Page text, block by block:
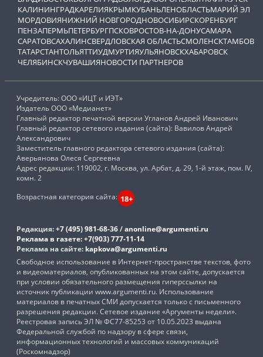
КАЛИНИНГРАДКАРЕЛИЯКРЫМКУБАНЬЛЕНОБЛАСТЬМАРИЙ ЭЛ
МОРДОВИЯНИЖНИЙ НОВГОРОДНОВОСИБИРСКОРЕНБУРГ
ПЕНЗАПЕРМЬПЕТЕРБУРГПСКОВРОСТОВ-НА-ДОНУСАМАРА
САРАТОВСАХАЛИНСВЕРДЛОВСКАЯ ОБЛАСТЬСМОЛЕНСКТАМБОВ
ТАТАРСТАНТОЛЬЯТТИУДМУРТИЯУЛЬЯНОВСКХАБАРОВСК
ЧЕЛЯБИНСКЧУВАШИЯНОВОСТИ ПАРТНЕРОВ
Учредитель: ООО «ИЦТ и ИЭТ»
Издатель ООО «Медианет»
Главный редактор печатной версии Угланов Андрей Иванович
Главный редактор сетевого издания (сайта): Вавилов Андрей
Александрович
Заместитель главного редактора сетевого издания (сайта):
Аверьянова Олеся Сергеевна
Адрес редакции: 119002, г. Москва, ул. Арбат, д. 29, 1-й этаж, пом. IV,
комн. 2
Возрастная категория сайта: 18+
Редакция:+7 (495) 981-68-36/anonline@argumenti.ru
Реклама в газете:+7(903) 777-11-14
Реклама на сайте: kapkova@argumenti.ru
Свободное использование в Интернет-пространстве текстов, фото
и видеоматериалов, опубликованных на этом сайте, допускается
при условии обязательного размещения гиперссылки на
источник публикации www.argumenti.ru. Использование
материалов в печатных СМИ допускается только с письменного
разрешения редакции. Сетевое издание «Аргументы недели».
Реестровая запись ЭЛ № ФС77-85253 от 10.05.2023 выдана
Федеральной службой по надзору в сфере связи,
информационных технологий и массовых коммуникаций
(Роскомнадзор)